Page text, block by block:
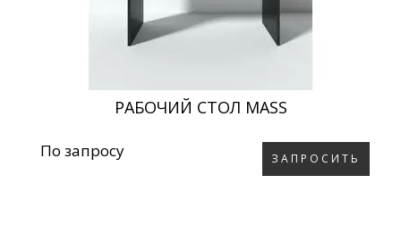
РАБОЧИЙ СТОЛ MASS
По запросу ЗАПРОСИТЬ